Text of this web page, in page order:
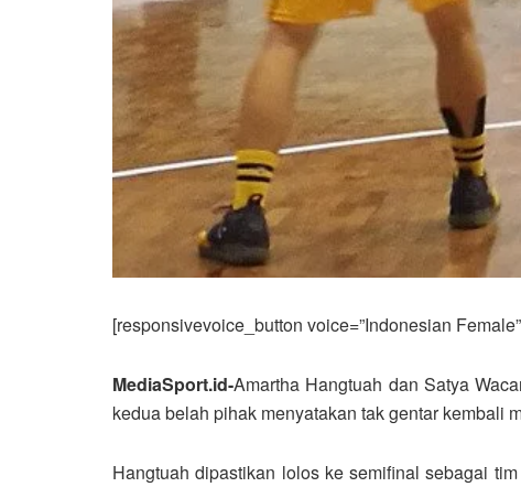
[responsivevoice_button voice=”Indonesian
MediaSport.id-Amartha Hangtuah dan Satya
kedua belah pihak menyatakan tak gentar kembali
Hangtuah dipastikan lolos ke semifinal sebagai